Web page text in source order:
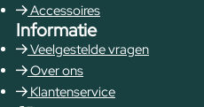
Accessoires
Informatie
Veelgestelde vragen
Over ons
Klantenservice